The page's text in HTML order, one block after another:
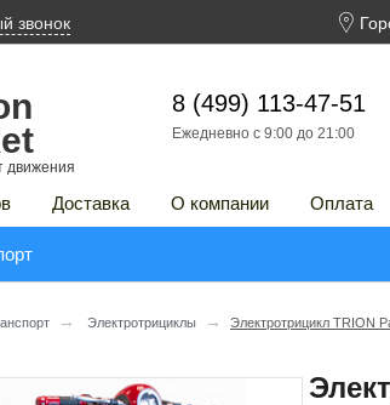
звонок 
движения
8 (499) 113-47-51
Ежедневно с 9:00 до 21:00
Доставка О компании Оплата
→ Электротрициклы → Электротрицикл TRION